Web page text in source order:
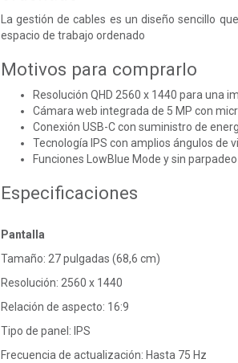
La gestión de cables es un diseño sencillo
espacio de trabajo ordenado
Motivos para comprarlo
Resolución QHD 2560 x 1440 para una
Cámara web integrada de 5 MP con
Conexión USB-C con suministro de
Tecnología IPS con amplios ángulos de
Funciones LowBlue Mode y sin
Especificaciones
Pantalla
Tamaño: 27 pulgadas (68,6 cm)
Resolución: 2560 x 1440
Relación de aspecto: 16:9
Tipo de panel: IPS
Frecuencia de actualización: Hasta 75 Hz